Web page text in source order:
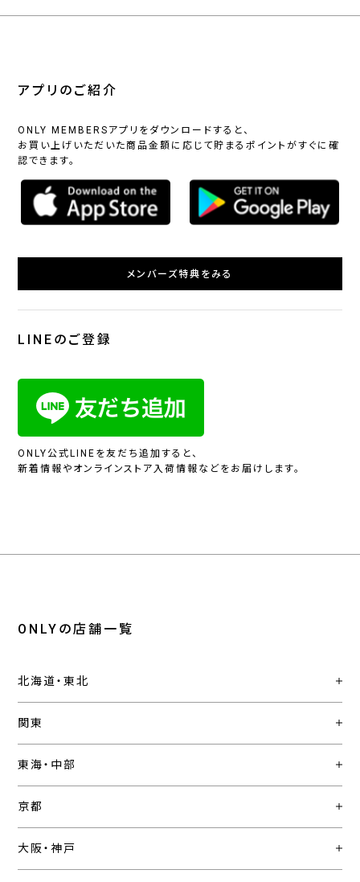
アプリのご紹介
ONLY MEMBERSアプリをダウンロードすると、
お買い上げいただいた商品金額に応じて貯まるポイントがすぐに確
認できます。
メンバーズ特典をみる
LINEのご登録
ONLY公式LINEを友だち追加すると、
新着情報やオンラインストア入荷情報などをお届けします。
ONLYの店舗一覧
北海道・東北
関東
東海・中部
京都
大阪・神戸